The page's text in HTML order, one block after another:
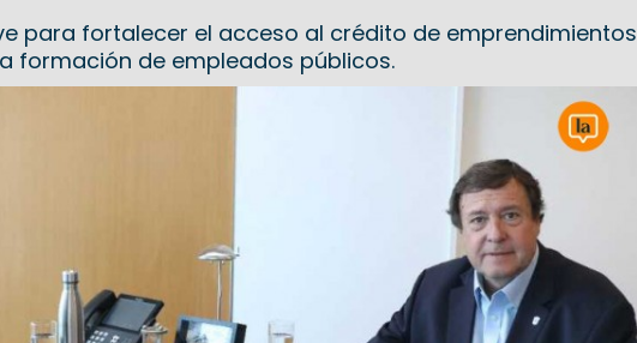
para fortalecer el acceso al crédito de emprendimientos
formación de empleados públicos.